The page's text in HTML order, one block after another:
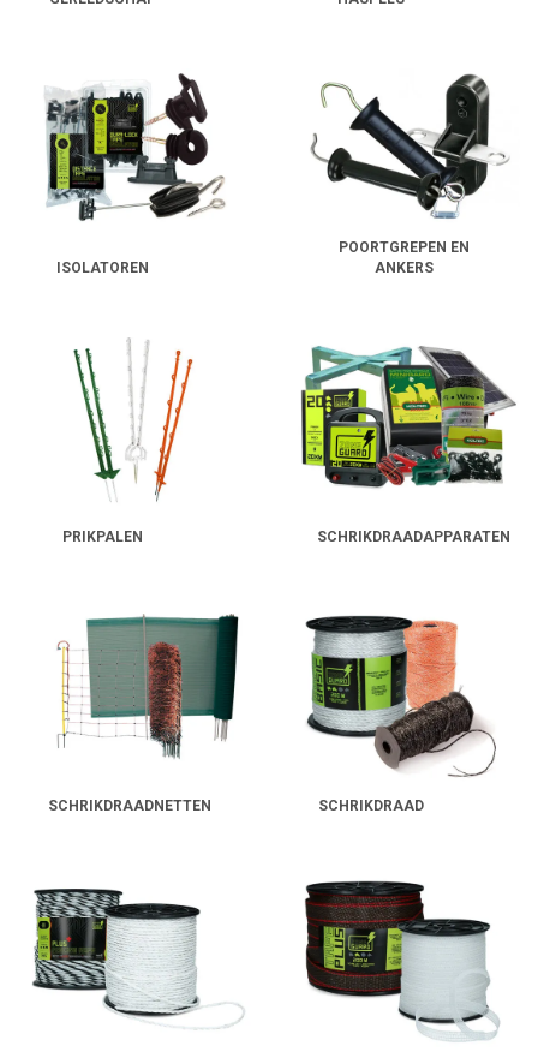
ISOLATOREN
POORTGREPEN EN
ANKERS
PRIKPALEN SCHRIKDRAADAPPARATEN
SCHRIKDRAADNETTEN SCHRIKDRAAD